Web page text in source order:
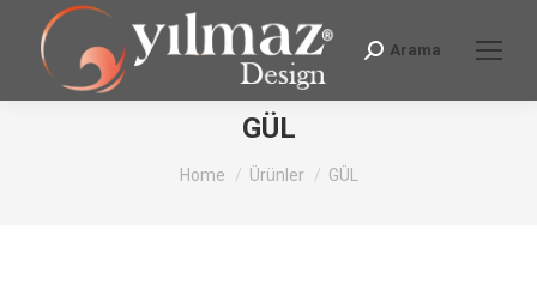
Search:
Arama
GÜL
You are here:
Home Ürünler GÜL